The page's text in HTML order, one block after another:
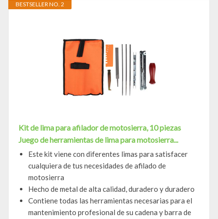
BESTSELLER NO. 2
Kit de lima para afilador de motosierra, 10 piezas
Juego de herramientas de lima para motosierra...
Este kit viene con diferentes limas para satisfacer
cualquiera de tus necesidades de afilado de
motosierra
Hecho de metal de alta calidad, duradero y duradero
Contiene todas las herramientas necesarias para el
mantenimiento profesional de su cadena y barra de